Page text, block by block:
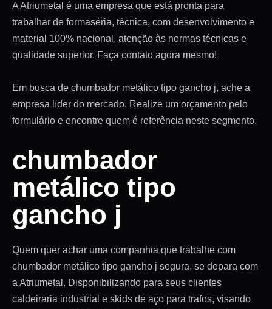
A Atriumetal é uma empresa que está pronta para
trabalhar de formaséria, técnica, com desenvolvimento e
material 100% nacional, atenção às normas técnicas e
qualidade superior. Faça contato agora mesmo!
Em busca de chumbador metálico tipo gancho j, ache a
empresa líder do mercado. Realize um orçamento pelo
formulário e encontre quem é referência neste segmento.
chumbador
metálico tipo
gancho j
Quem quer achar uma companhia que trabalhe com
chumbador metálico tipo gancho j segura, se depara com
a Atriumetal. Disponibilizando para seus clientes
caldeiraria industrial e skids de aço para trafos, visando